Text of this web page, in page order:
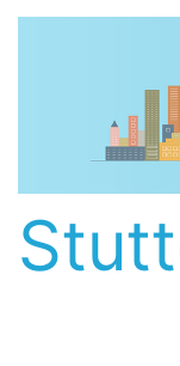
Zum